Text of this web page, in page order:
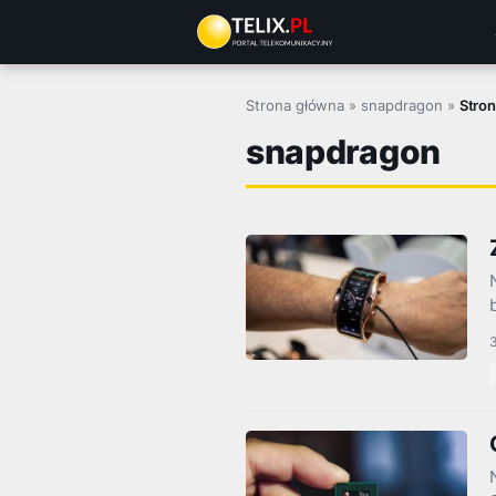
treści
Strona główna » snapdragon »
snapdragon